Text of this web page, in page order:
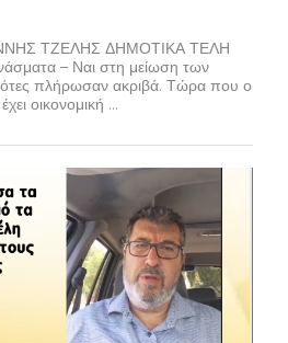
ΤΖΕΛΗΣ ΔΗΜΟΤΙΚΑ ΤΕΛΗ
– Ναι στη μείωση των
πλήρωσαν ακριβά. Τώρα που ο
οικονομική ...